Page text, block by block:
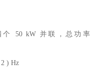
50 kW 并联，总功率
) Hz